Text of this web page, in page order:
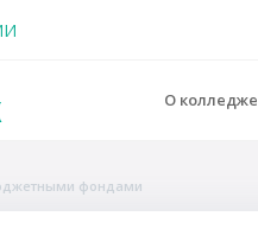
О колледже
фондами